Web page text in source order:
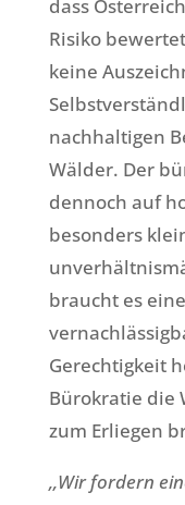
dass
Risiko
keine
nachhaltigen
Wälder. Der
dennoch auf
besonders
braucht es
Gerechtigkeit
Bürokratie die
zum Erliegen
‚‚Wir fordern